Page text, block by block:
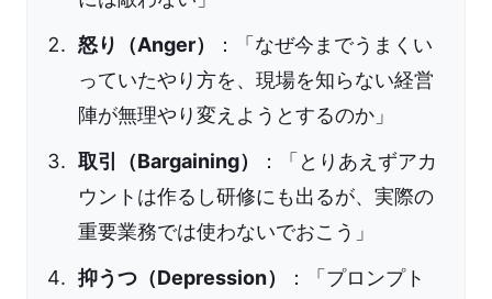
怒り（Anger）
：「なぜ今までうまくい
っていたやり方を、現場を知らない経営
陣が無理やり変えようとするのか」
取引（Bargaining）
：「とりあえずアカ
ウントは作るし研修にも出るが、実際の
重要業務では使わないでおこう」
抑うつ（Depression）
：「プロンプト